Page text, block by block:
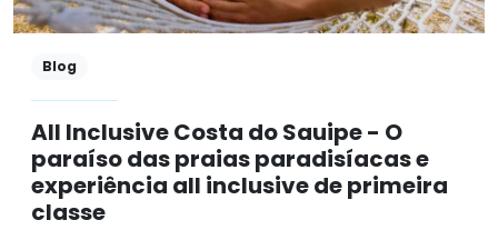
Blog
All Inclusive Costa do Sauipe - O
paraíso das praias paradisíacas e
experiência all inclusive de primeira
classe